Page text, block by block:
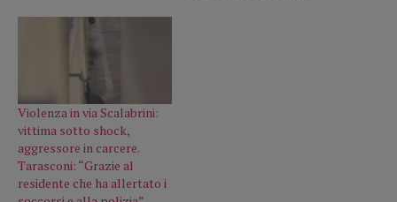
Violenza in via Scalabrini:
vittima sotto shock,
aggressore in carcere.
Tarasconi: “Grazie al
residente che ha allertato i